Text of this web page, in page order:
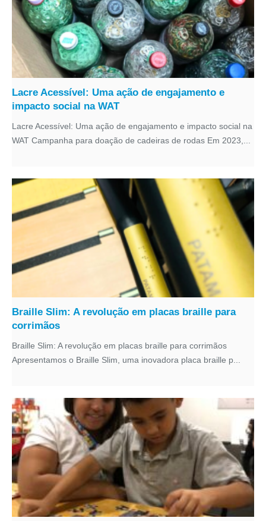
Lacre Acessível: Uma ação de engajamento e
impacto social na WAT
Lacre Acessível: Uma ação de engajamento e impacto social na
WAT Campanha para doação de cadeiras de rodas Em 2023,...
Braille Slim: A revolução em placas braille para
corrimãos
Braille Slim: A revolução em placas braille para corrimãos
Apresentamos o Braille Slim, uma inovadora placa braille p...